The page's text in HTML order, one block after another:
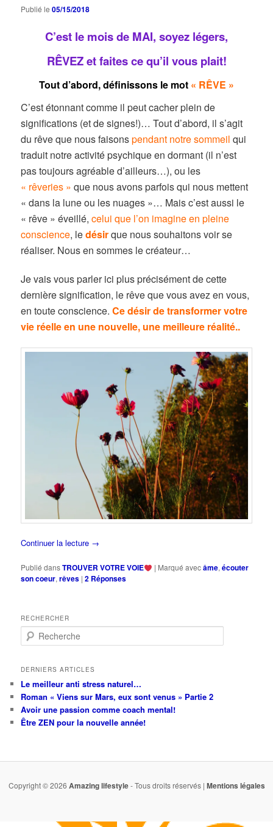
Publié le05/15/2018
C’est le mois de MAI, soyez légers,
RÊVEZ et faites ce qu’il vous plait!
Tout d’abord, définissons le mot « RÊVE »
C’est étonnant comme il peut cacher plein de
significations (et de signes!)… Tout d’abord, il s’agit
du rêve que nous faisonspendant notre sommeilqui
traduit notre activité psychique en dormant (il n’est
pas toujours agréable d’ailleurs…), ou les
« rêveries » que nous avons parfois qui nous mettent
« dans la lune ou les nuages »… Mais c’est aussi le
« rêve » éveillé,celui que l’on imagine en pleine
conscience, ledésirque nous souhaitons voir se
réaliser. Nous en sommes le créateur…
Je vais vous parler ici plus précisément de cette
dernière signification, le rêve que vous avez en vous,
en toute conscience.Ce désir de transformer votre
vie réelle en une nouvelle, une meilleure réalité..
Continuer la lecture →
Publié dansTROUVER VOTRE VOIE | Marqué avecâme,écouter
son coeur,rêves |2 Réponses
RECHERCHER
e
h
r
c
h
e
DERNIERS ARTICLES
Le meilleur anti stress naturel…
Roman « Viens sur Mars, eux sont venus » Partie 2
Avoir une passion comme coach mental!
Être ZEN pour la nouvelle année!
Copyright © 2026 Amazing lifestyle- Tous droits réservés | Mentions légales